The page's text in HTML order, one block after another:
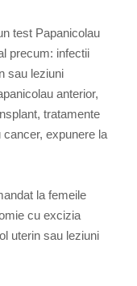
test Papanicolau
precum: infectii
sau leziuni
anterior,
tratamente
expunere la
la femeile
cu excizia
uterin sau leziuni